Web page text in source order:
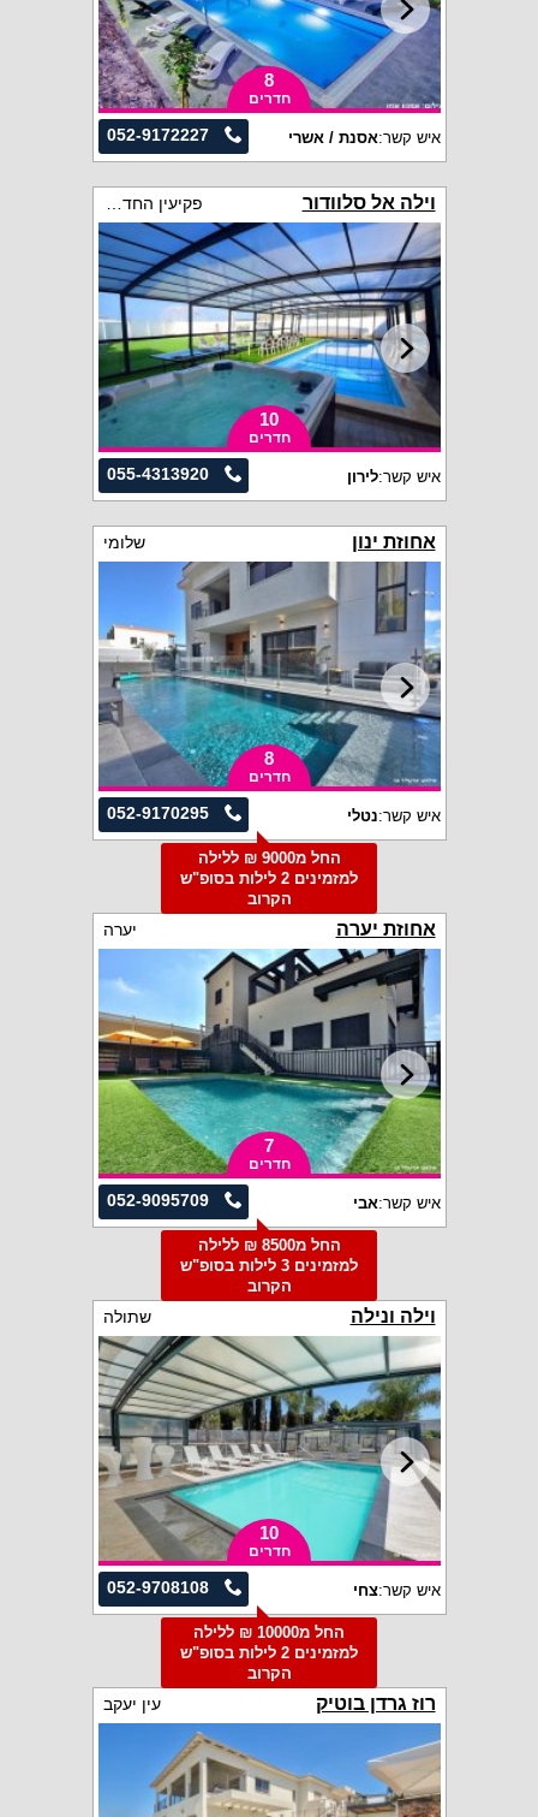
8
חדרים
052-9172227 איש קשר:אסנת / אשרי
וילה אל סלוודור
10
חדרים
055-4313920 איש קשר:לירון
אחוזת ינון שלומי
8
חדרים
052-9170295 איש קשר:נטלי
החל מ9000 ₪ ללילה
למזמינים 2 לילות בסופ"ש
הקרוב
אחוזת יערה יערה
7
חדרים
052-9095709 איש קשר:אבי
החל מ8500 ₪ ללילה
למזמינים 3 לילות בסופ"ש
הקרוב
וילה ונילה שתולה
10
חדרים
052-9708108 איש קשר:צחי
החל מ10000 ₪ ללילה
למזמינים 2 לילות בסופ"ש
הקרוב
רוז גרדן בוטיק עין יעקב